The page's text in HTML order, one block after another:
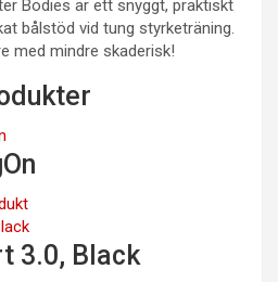
Bodies är ett snyggt, praktiskt
bålstöd vid tung styrketräning.
med mindre skaderisk!
3.0, Black